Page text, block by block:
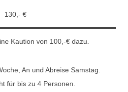
130,- €
Kaution von 100,-€ dazu.
An und Abreise Samstag.
für bis zu 4 Personen.